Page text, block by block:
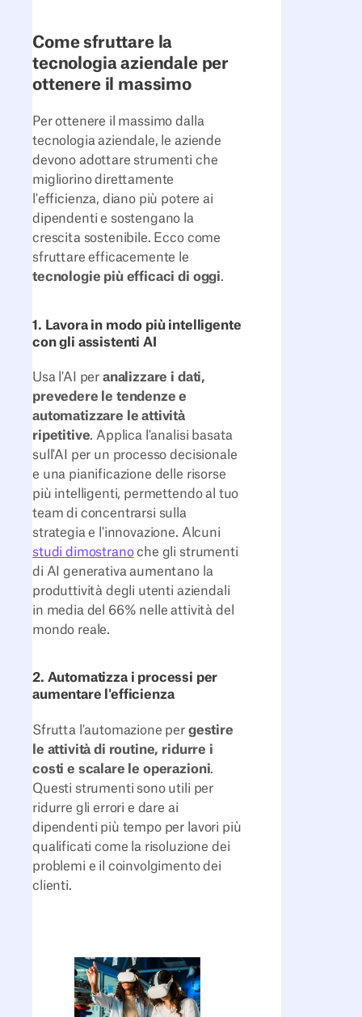
Come sfruttare la
tecnologia aziendale per
ottenere il massimo
Per ottenere il massimo dalla
tecnologia aziendale, le aziende
devono adottare strumenti che
migliorino direttamente
l'efficienza, diano più potere ai
dipendenti e sostengano la
crescita sostenibile. Ecco come
sfruttare efficacemente le
tecnologie più efficaci di oggi.
1. Lavora in modo più intelligente
con gli assistenti AI
Usa l'AI per analizzare i dati,
prevedere le tendenze e
automatizzare le attività
ripetitive. Applica l'analisi basata
sull'AI per un processo decisionale
e una pianificazione delle risorse
più intelligenti, permettendo al tuo
team di concentrarsi sulla
strategia e l'innovazione. Alcuni
studi dimostranoche gli strumenti
di AI generativa aumentano la
produttività degli utenti aziendali
in media del 66% nelle attività del
mondo reale.
2. Automatizza i processi per
aumentare l'efficienza
Sfrutta l'automazione per gestire
le attività di routine, ridurre i
costi e scalare le operazioni.
Questi strumenti sono utili per
ridurre gli errori e dare ai
dipendenti più tempo per lavori più
qualificati come la risoluzione dei
problemi e il coinvolgimento dei
clienti.